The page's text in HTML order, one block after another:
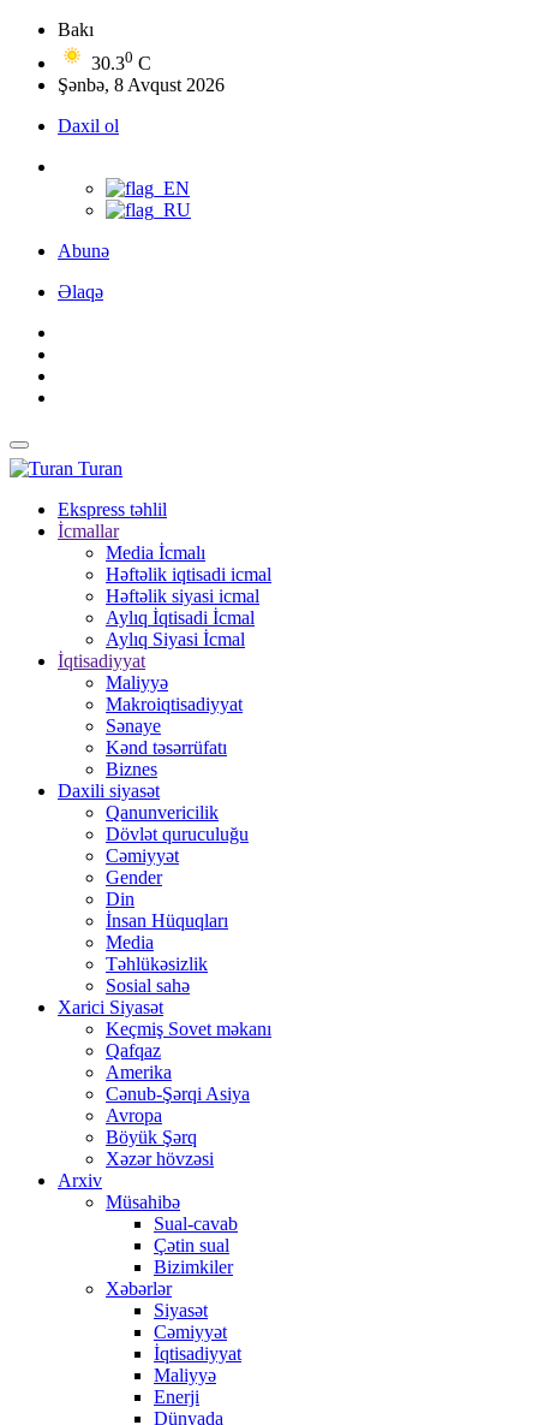
Bakı
30.30 C
Şənbə, 8 Avqust 2026
Daxil ol
Abunə
Əlaqə
Turan
Ekspress təhlil
İcmallar
Media İcmalı
Həftəlik iqtisadi icmal
Həftəlik siyasi icmal
Aylıq İqtisadi İcmal
Aylıq Siyasi İcmal
İqtisadiyyat
Maliyyə
Makroiqtisadiyyat
Sənaye
Kənd təsərrüfatı
Biznes
Daxili siyasət
Qanunvericilik
Dövlət quruculuğu
Cəmiyyət
Gender
Din
İnsan Hüquqları
Media
Təhlükəsizlik
Sosial sahə
Xarici Siyasət
Keçmiş Sovet məkanı
Qafqaz
Amerika
Cənub-Şərqi Asiya
Avropa
Böyük Şərq
Xəzər hövzəsi
Arxiv
Müsahibə
Sual-cavab
Çətin sual
Bizimkiler
Xəbərlər
Siyasət
Cəmiyyət
İqtisadiyyat
Maliyyə
Enerji
Dünyada